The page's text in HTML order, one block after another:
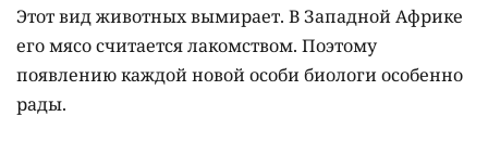
Этот вид животных вымирает. В Западной Африке
его мясо считается лакомством. Поэтому
появлению каждой новой особи биологи особенно
рады.